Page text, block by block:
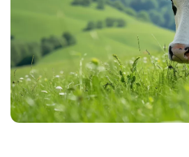
MR TROY NIGHTSTICK 61156-ET
MR SPRING NOBLE 2-ETN
MR SUPERHERO NOLAN-ET
MR WINGS NORTON-ET
EDG DIRECTOR OPTIC-ET
POTTERS-FIELD PAVETHEWAY-TW